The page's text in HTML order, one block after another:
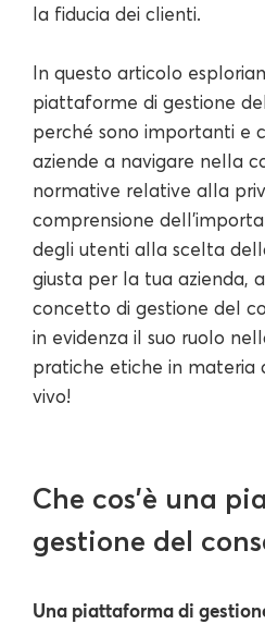
la fiducia dei clienti.
In questo articolo
piattaforme di gestione
perché sono importanti e
aziende a navigare nella
normative relative alla
comprensione
degli utenti alla scelta
giusta per la tua azienda,
concetto di gestione del
in evidenza il suo ruolo
pratiche etiche in materia
vivo!
Che cos'è una
gestione del
Una piattaforma di